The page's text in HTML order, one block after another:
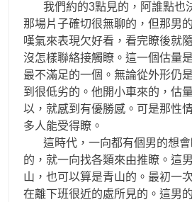
我們約的3點見的，阿誰點也
那場片子確切很無聊的，但那男
嘆氣來表現欠好看，看完瞭後就
沒怎樣聯絡接觸瞭。這一個估量
最不滿足的一個。無論從外形仍
到很低劣的。他開小車來的，估
以，就感到有優勝感。可是那性
多人能受得瞭。
這時代，一向都有個男的想會
的，就一向找各類來由推瞭。這
山，也可以算是青山的。最初一
在離下班很近的處所見的。這男